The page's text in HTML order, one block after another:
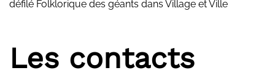
défilé Folklorique des géants dans Village et Ville
Les contacts